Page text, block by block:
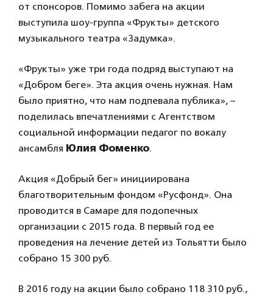
от спонсоров. Помимо забега на акции
выступила шоу-группа «Фрукты» детского
музыкального театра «Задумка».
«Фрукты» уже три года подряд выступают на
«Добром беге». Эта акция очень нужная. Нам
было приятно, что нам подпевала публика», –
поделилась впечатлениями с Агентством
социальной информации педагог по вокалу
ансамбля Юлия Фоменко.
Акция «Добрый бег» инициирована
благотворительным фондом «Русфонд». Она
проводится в Самаре для подопечных
организации с 2015 года. В первый год ее
проведения на лечение детей из Тольятти было
собрано 15 300 руб.
В 2016 году на акции было собрано 118 310 руб.,